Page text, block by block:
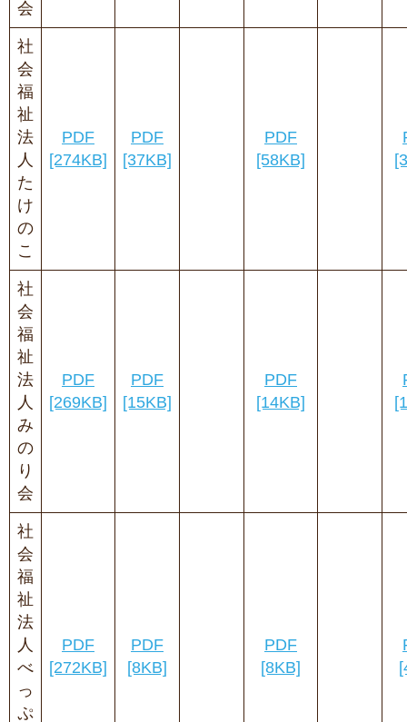
会
社
会
福
祉
法
人
た
け
の
こ
PDF
[274KB]
PDF
[37KB]
PDF
[58KB]
社
会
福
祉
法
人
み
の
り
会
PDF
[269KB]
PDF
[15KB]
PDF
[14KB]
社
会
福
祉
法
人
べ
っ
ぷ
PDF
[272KB]
PDF
[8KB]
PDF
[8KB]